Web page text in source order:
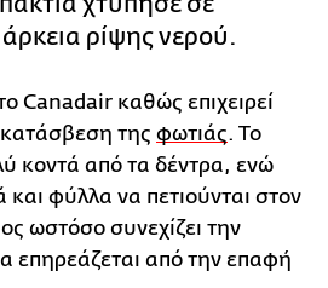
ρίψης νερού.
Canadair καθώς επιχειρεί
της φωτιάς. Το
κοντά από τα δέντρα, ενώ
και φύλλα να πετιούνται στον
ωστόσο συνεχίζει την
επηρεάζεται από την επαφή